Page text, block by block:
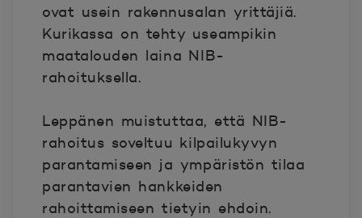
ovat usein rakennusalan yrittäjiä.
Kurikassa on tehty useampikin
maatalouden laina NIB-
rahoituksella.
Leppänen muistuttaa, että NIB-
rahoitus soveltuu kilpailukyvyn
parantamiseen ja ympäristön tilaa
parantavien hankkeiden
rahoittamiseen tietyin ehdoin.